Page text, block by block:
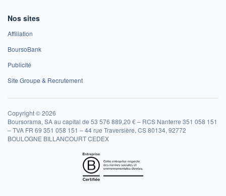
Nos sites
Affiliation
BoursoBank
Publicité
Site Groupe & Recrutement
Copyright © 2026
Boursorama, SA au capital de 53 576 889,20 € – RCS Nanterre 351 058 151
– TVA FR 69 351 058 151 – 44 rue Traversière, CS 80134, 92772
BOULOGNE BILLANCOURT CEDEX